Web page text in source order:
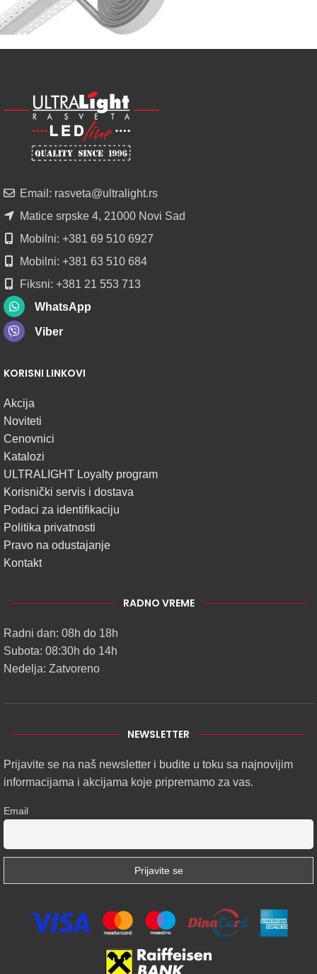
regionu
LED
PROFILI
TRIMLESS
DIFUZOROM
POGLEDAJ
Email: rasveta@ultralight.rs
Matice srpske 4, 21000 Novi Sad
Mobilni: +381 69 510 6927
Mobilni: +381 63 510 684
Fiksni: +381 21 553 713
WhatsApp
Viber
KORISNI LINKOVI
Akcija
Noviteti
Cenovnici
Katalozi
ULTRALIGHT Loyalty program
Korisnički servis i dostava
Podaci za identifikaciju
Politika privatnosti
Pravo na odustajanje
Kontakt
RADNO VREME
Radni dan: 08h do 18h
Subota: 08:30h do 14h
Nedelja: Zatvoreno
NEWSLETTER
Prijavite se na naš newsletter i budite u toku sa najnovijim
informacijama i akcijama koje pripremamo za vas.
Email